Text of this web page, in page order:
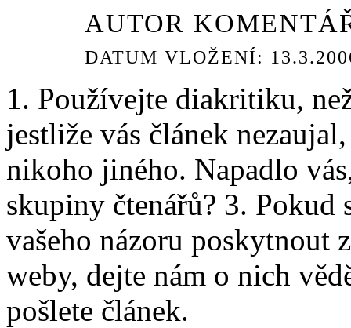
AUTOR
DATUM VLOŽENÍ:
1. Používejte diakritiku,
jestliže vás článek
nikoho jiného. Napadlo
skupiny čtenářů? 3. Pokud
vašeho názoru poskytnout
weby, dejte nám o nich
pošlete článek.